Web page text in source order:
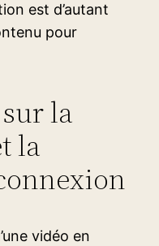
est d’autant
pour
la
la
vidéo en